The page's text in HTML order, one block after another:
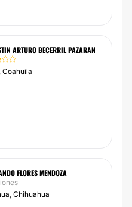
ARTURO BECERRIL PAZARAN
Coahuila
FLORES MENDOZA
Chihuahua